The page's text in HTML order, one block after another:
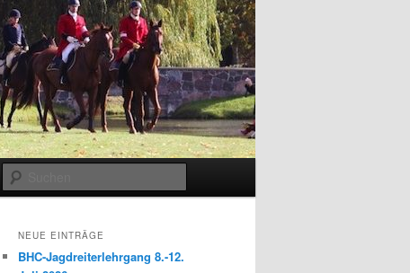
NEUE EINTRÄGE
BHC-Jagdreiterlehrgang 8.-12.